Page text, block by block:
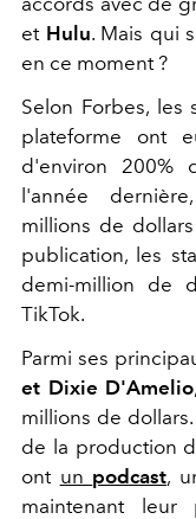
et Hulu. Mais qui
en ce moment ?
Selon Forbes,
plateforme ont
d'environ 200%
l'année
millions de
publication, les
demi-million de
TikTok.
Parmi ses
et Dixie D'Amelio
millions de
de la production
ont un podcast,
maintenant leur